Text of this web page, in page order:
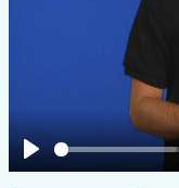
Play